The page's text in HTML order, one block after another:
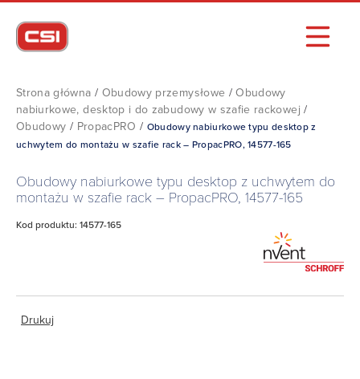
Strona główna / Obudowy przemysłowe /Obudowy
nabiurkowe, desktop i do zabudowy w szafie rackowej /
Obudowy / PropacPRO / Obudowy nabiurkowe typu desktop z
uchwytem do montażu w szafie rack – PropacPRO, 14577-165
Obudowy nabiurkowe typu desktop z uchwytem do
montażu w szafie rack – PropacPRO, 14577-165
Kod produktu: 14577-165
Drukuj